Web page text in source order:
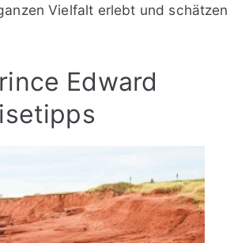
Vielfalt erlebt und schätzen
Edward